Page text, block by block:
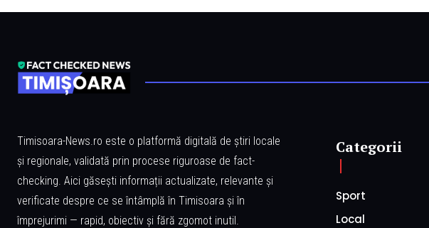
Timisoara-News.ro este o platformă digitală de știri locale
și regionale, validată prin procese riguroase de fact-
checking. Aici găsești informații actualizate, relevante și
verificate despre ce se întâmplă în Timisoara și în
împrejurimi — rapid, obiectiv și fără zgomot inutil.
Categorii
Sport
Local